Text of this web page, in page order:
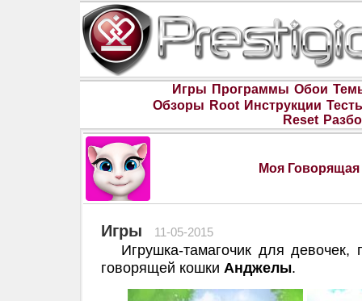
Игры Программы Обои
Обзоры Root Инструкции
Reset
Моя
Игры 11-05-2015
Игрушка-тамагочик для девочек,
говорящей кошки Анджелы.